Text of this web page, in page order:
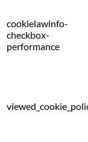
cookielawinfo-
checkbox-
performance